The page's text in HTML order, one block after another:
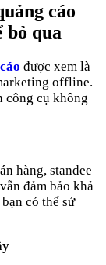
cáo
bỏ qua
được xem là
offline.
công cụ không
hàng, standee
đảm bảo khả
có thể sử